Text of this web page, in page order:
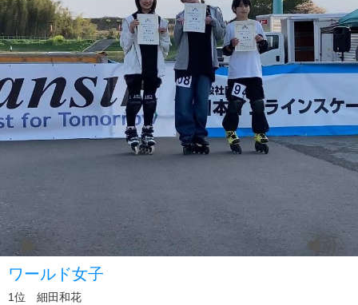
ワールド女子
1位 細田和花